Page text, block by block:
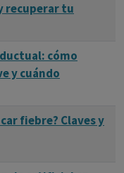
recuperar tu
cómo
y cuándo
fiebre? Claves y